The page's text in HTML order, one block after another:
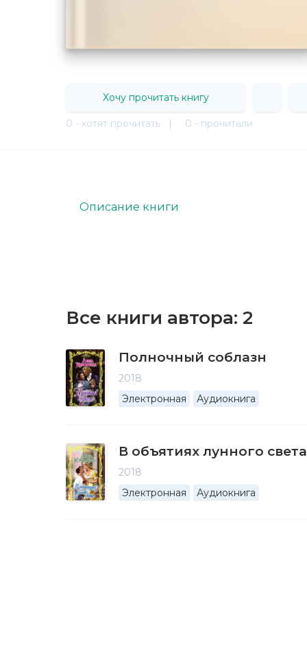
Хочу прочитать книгу
0 - хотят прочитать | 0 - прочитали
Описание книги
Все книги автора: 2
Полночный соблазн
2018
Электронная
Аудиокнига
В объятиях лунного света
2018
Электронная
Аудиокнига